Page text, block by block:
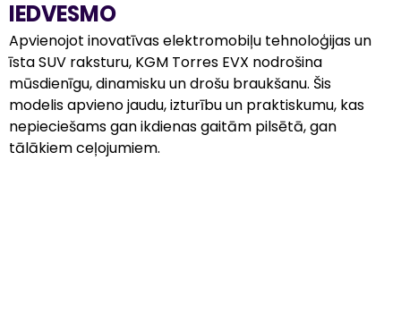
IEDVESMO
Apvienojot inovatīvas elektromobiļu tehnoloģijas un
īsta SUV raksturu, KGM Torres EVX nodrošina
mūsdienīgu, dinamisku un drošu braukšanu. Šis
modelis apvieno jaudu, izturību un praktiskumu, kas
nepieciešams gan ikdienas gaitām pilsētā, gan
tālākiem ceļojumiem.